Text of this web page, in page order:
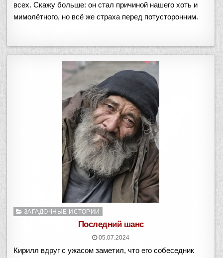
всех. Скажу больше: он стал причиной нашего хоть и
мимолётного, но всё же страха перед потусторонним.
Опубликовано
ЗАГАДОЧНЫЕ ИСТОРИИ
Последний шанс
05.07.2024
Кирилл вдруг с ужасом заметил, что его собеседник